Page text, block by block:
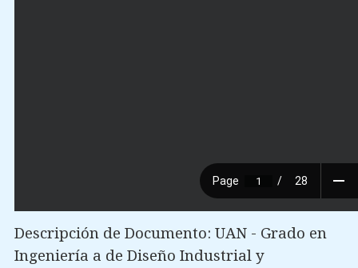
Descripción de Documento: UAN - Grado en
Ingeniería a de Diseño Industrial y